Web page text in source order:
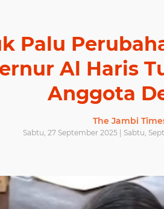
Palu
Al Haris
Anggota
The Jambi
Sabtu, 27 September 2025 | Sabtu,